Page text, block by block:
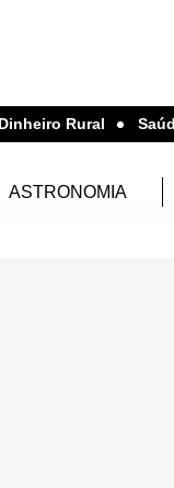
Dinheiro Rural
ASTRONOMIA